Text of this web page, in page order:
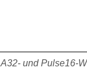
und Pulse16-